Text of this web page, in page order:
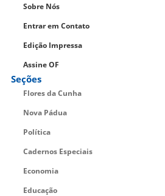
Sobre Nós
Entrar em Contato
Edição Impressa
Assine OF
Seções
Flores da Cunha
Nova Pádua
Política
Cadernos Especiais
Economia
Educação